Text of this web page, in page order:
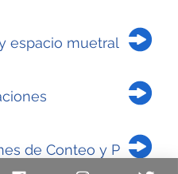
espacio muetral
de Conteo y P